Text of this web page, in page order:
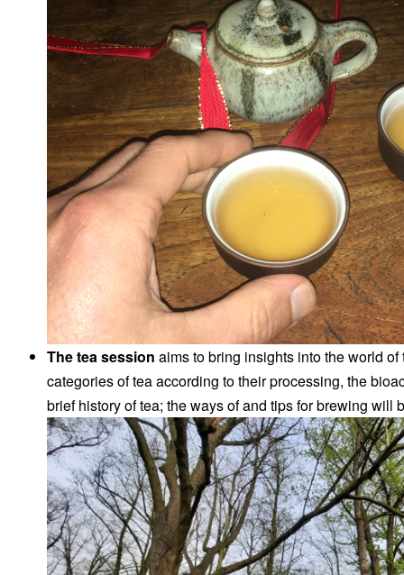
The tea session aims to bring insights into the world
categories of tea according to their processing, the
brief history of tea; the ways of and tips for brewing will